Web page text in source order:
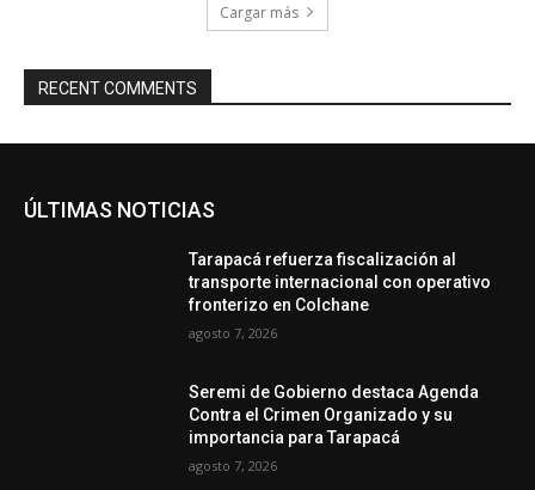
Cargar más
RECENT COMMENTS
ÚLTIMAS NOTICIAS
Tarapacá refuerza fiscalización al
transporte internacional con operativo
fronterizo en Colchane
agosto 7, 2026
Seremi de Gobierno destaca Agenda
Contra el Crimen Organizado y su
importancia para Tarapacá
agosto 7, 2026